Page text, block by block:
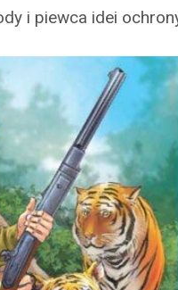
i piewca idei